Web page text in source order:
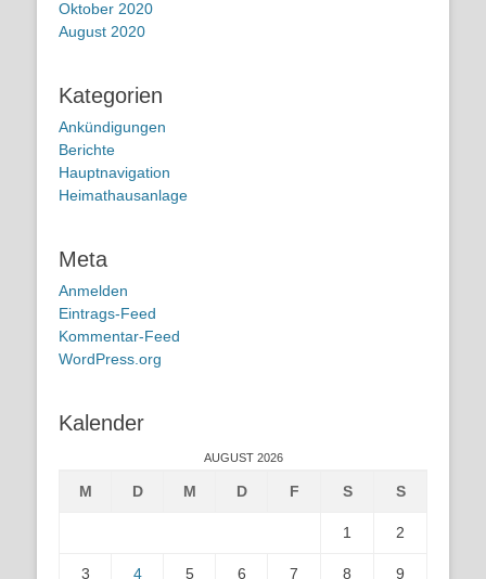
Oktober 2020
August 2020
Kategorien
Ankündigungen
Berichte
Hauptnavigation
Heimathausanlage
Meta
Anmelden
Eintrags-Feed
Kommentar-Feed
WordPress.org
Kalender
AUGUST 2026
M D M D F S S
1 2
3 4 5 6 7 8 9